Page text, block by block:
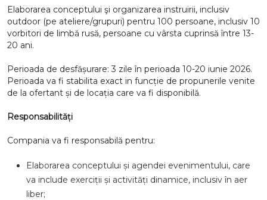
Elaborarea conceptului şi organizarea instruirii, inclusiv
outdoor (pe ateliere/grupuri) pentru 100 persoane, inclusiv 10
vorbitori de limbă rusă, persoane cu vârsta cuprinsă între 13-
20 ani.
Perioada de desfășurare: 3 zile în perioada 10-20 iunie 2026.
Perioada va fi stabilita exact in funcție de propunerile venite
de la ofertant și de locația care va fi disponibilă.
Responsabilități
Compania va fi responsabilă pentru:
Elaborarea conceptului și agendei evenimentului, care
va include exerciții și activități dinamice, inclusiv în aer
liber;